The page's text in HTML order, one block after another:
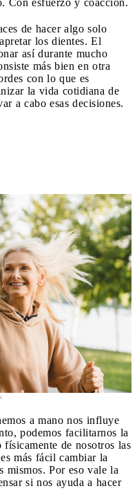
de hacer algo solo
los dientes. El
así durante mucho
más bien en otra
con lo que es
la vida cotidiana de
a cabo esas decisiones.
a mano nos influye
podemos facilitarnos la
físicamente de nosotros las
más fácil cambiar la
mismos. Por eso vale la
si nos ayuda a hacer